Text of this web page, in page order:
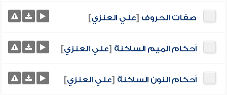
صفات الحروف [علي العنزي]
أحكام الميم الساكنة [علي العنزي]
أحكام النون الساكنة [علي العنزي]